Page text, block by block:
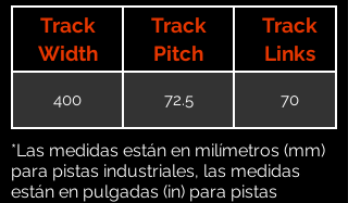
Track
Width
Track
Pitch
Track
Links
400 72.5 70
*Las medidas están en milímetros (mm)
para pistas industriales, las medidas
están en pulgadas (in) para pistas